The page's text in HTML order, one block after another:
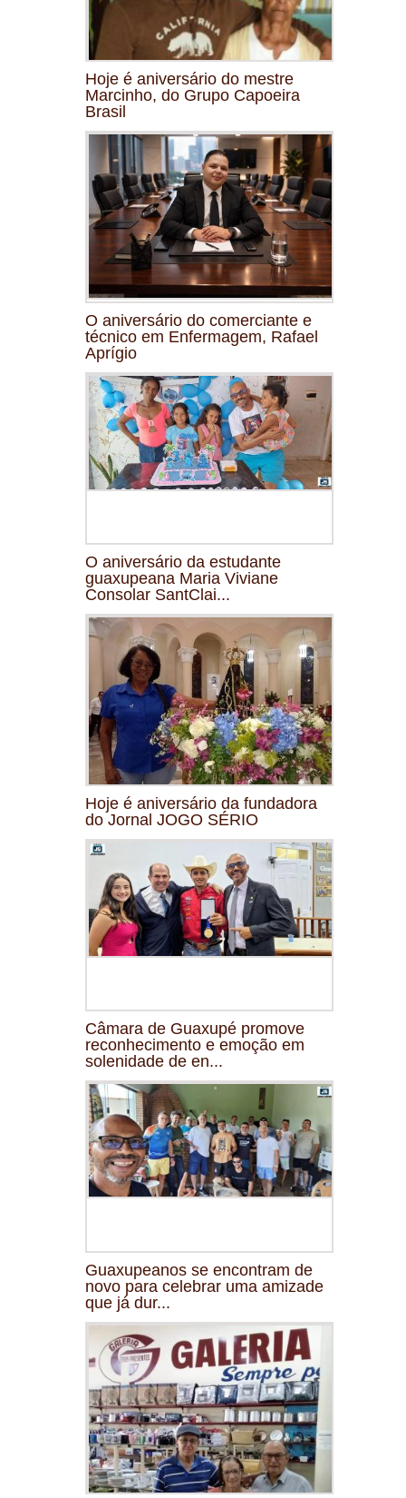
Hoje é aniversário do mestre
Marcinho, do Grupo Capoeira
Brasil
O aniversário do comerciante e
técnico em Enfermagem, Rafael
Aprígio
O aniversário da estudante
guaxupeana Maria Viviane
Consolar SantClai...
Hoje é aniversário da fundadora
do Jornal JOGO SÉRIO
Câmara de Guaxupé promove
reconhecimento e emoção em
solenidade de en...
Guaxupeanos se encontram de
novo para celebrar uma amizade
que já dur...